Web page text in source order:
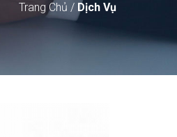
Trang Chủ / Dịch Vụ